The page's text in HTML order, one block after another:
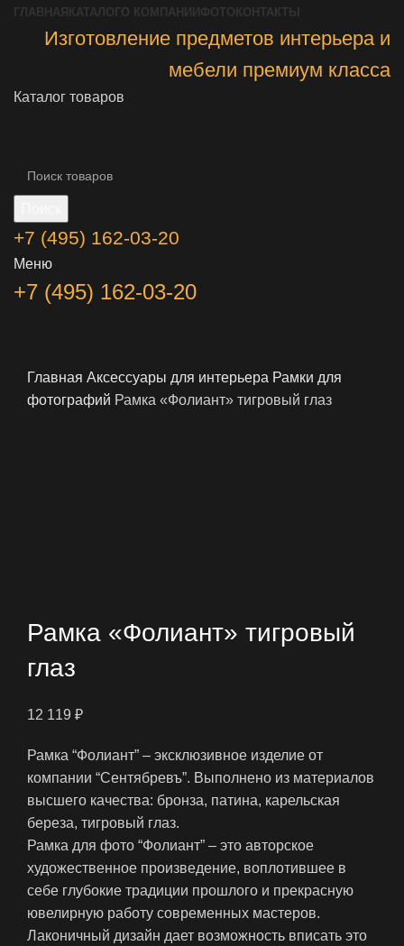
ГЛАВНАЯ КАТАЛОГО КОМПАНИИ ФОТО КОНТАКТЫ
Изготовление предметов интерьера и
мебели премиум класса
Каталог товаров
+7 (495) 162-03-20
Меню
+7 (495) 162-03-20
Главная Аксессуары для интерьера Рамки для
фотографий Рамка «Фолиант» тигровый глаз
Рамка «Фолиант» тигровый
глаз
12 119 ₽
Рамка “Фолиант” – эксклюзивное изделие от
компании “Сентябревъ”. Выполнено из материалов
высшего качества: бронза, патина, карельская
береза, тигровый глаз.
Рамка для фото “Фолиант” – это авторское
художественное произведение, воплотившее в
себе глубокие традиции прошлого и прекрасную
ювелирную работу современных мастеров.
Лаконичный дизайн дает возможность вписать это